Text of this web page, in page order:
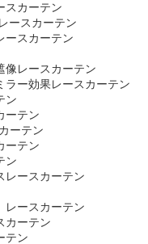
スカーテン
ースカーテン
ースカーテン
像レースカーテン
ラー効果レースカーテン
ン
ーテン
ーテン
ーテン
ン
レースカーテン
レースカーテン
カーテン
テン